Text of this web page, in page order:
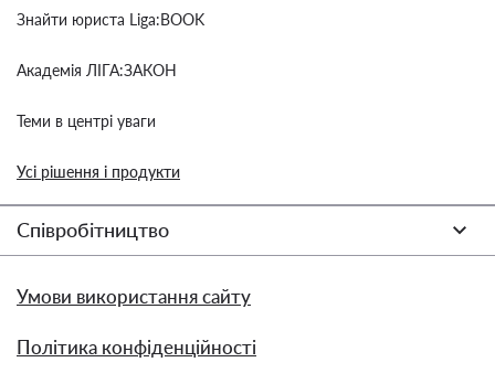
Знайти юриста Liga:BOOK
Академія ЛІГА:ЗАКОН
Теми в центрі уваги
Усі рішення і продукти
Співробітництво
Умови використання сайту
Політика конфіденційності